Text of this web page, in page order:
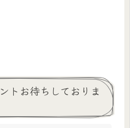
トお待ちしておりま